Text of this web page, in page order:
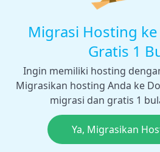
Migrasi Hosting
Gratis 1
Ingin memiliki hosting
Migrasikan hosting Anda ke
migrasi dan gratis 1
Ya, Migrasikan